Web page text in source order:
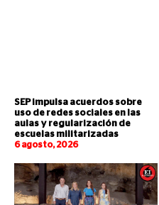
SEP impulsa acuerdos sobre
uso de redes sociales en las
aulas y regularización de
escuelas militarizadas
6 agosto, 2026